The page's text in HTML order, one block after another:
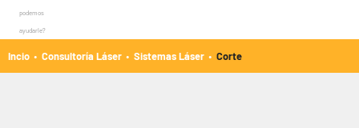
podemos
ayudarle?
Incio · Consultoría Láser · Sistemas Láser · Corte